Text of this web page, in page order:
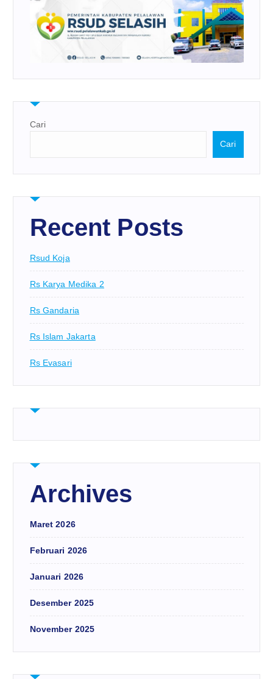
Cari
Cari
Recent Posts
Rsud Koja
Rs Karya Medika 2
Rs Gandaria
Rs Islam Jakarta
Rs Evasari
Archives
Maret 2026
Februari 2026
Januari 2026
Desember 2025
November 2025